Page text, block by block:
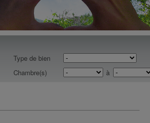
Type de bien
Chambre(s) à